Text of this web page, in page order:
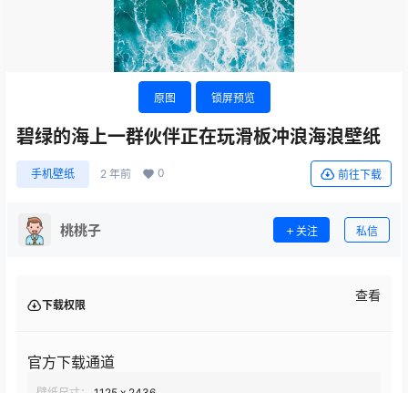
原图 锁屏预览
碧绿的海上一群伙伴正在玩滑板冲浪海浪壁纸
手机壁纸 2 年前 0 前往下载
桃桃子 关注 私信
下载权限
查看
官方下载通道